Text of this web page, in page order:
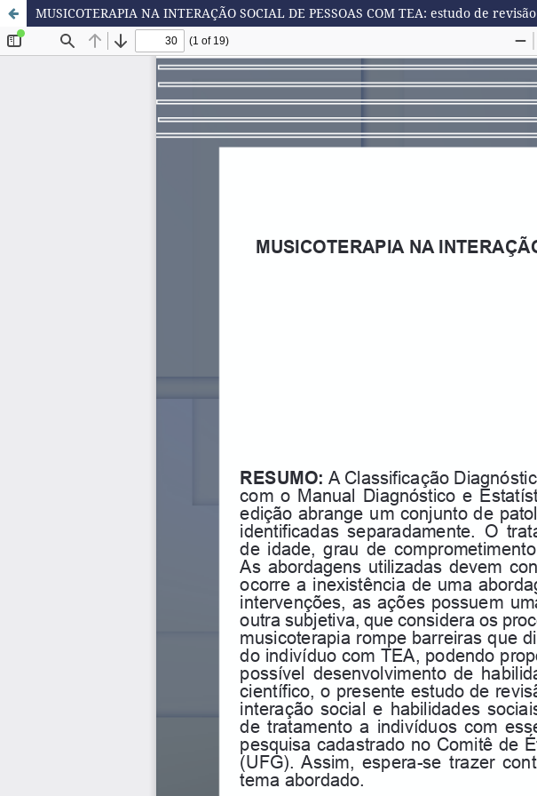
MUSICOTERAPIA NA INTERAÇÃO SOCIAL DE PESSOAS COM TEA: estudo de revisão